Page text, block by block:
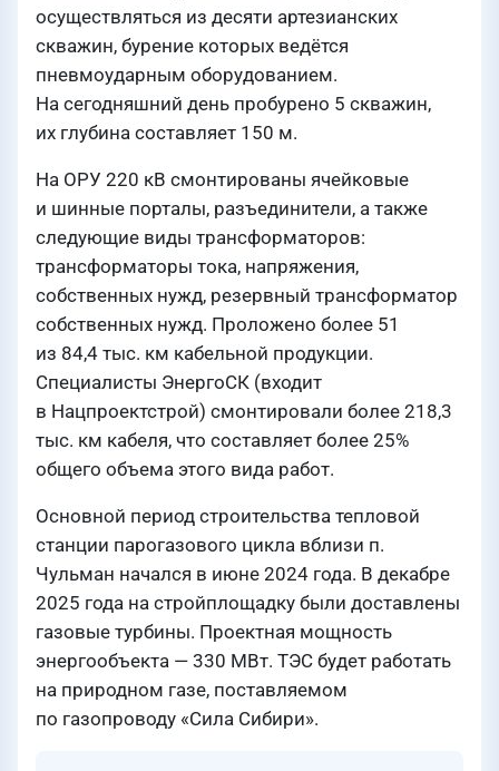
осуществляться из десяти артезианских
скважин, бурение которых ведётся
пневмоударным оборудованием.
На сегодняшний день пробурено 5 скважин,
их глубина составляет 150 м.
На ОРУ 220 кВ смонтированы ячейковые
и шинные порталы, разъединители, а также
следующие виды трансформаторов:
трансформаторы тока, напряжения,
собственных нужд, резервный трансформатор
собственных нужд. Проложено более 51
из 84,4 тыс. км кабельной продукции.
Специалисты ЭнергоСК (входит
в Нацпроектстрой) смонтировали более 218,3
тыс. км кабеля, что составляет более 25%
общего объема этого вида работ.
Основной период строительства тепловой
станции парогазового цикла вблизи п.
Чульман начался в июне 2024 года. В декабре
2025 года на стройплощадку были доставлены
газовые турбины. Проектная мощность
энергообъекта — 330 МВт. ТЭС будет работать
на природном газе, поставляемом
по газопроводу «Сила Сибири».